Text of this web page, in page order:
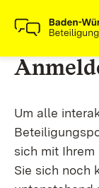
Um alle
sich mit
Sie sich noch